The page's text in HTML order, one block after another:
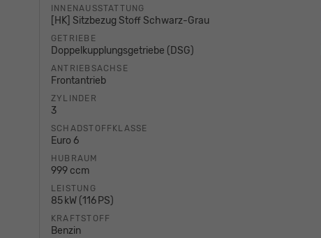
INNENAUSSTATTUNG
[HK] Sitzbezug Stoff Schwarz-Grau
GETRIEBE
Doppelkupplungsgetriebe (DSG)
ANTRIEBSACHSE
Frontantrieb
ZYLINDER
3
SCHADSTOFFKLASSE
Euro 6
HUBRAUM
999 ccm
LEISTUNG
85 kW (116 PS)
KRAFTSTOFF
Benzin